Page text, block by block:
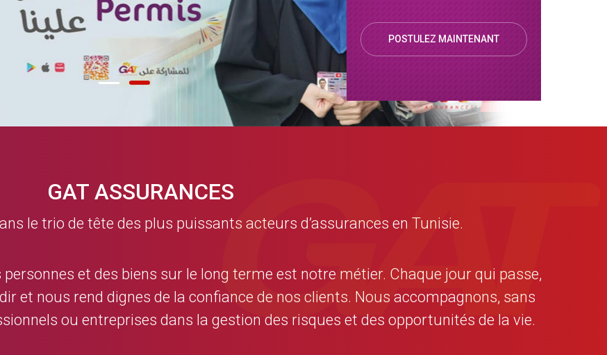
POSTULEZ MAINTENANT
GAT ASSURANCES
le trio de tête des plus puissants acteurs d’assurances en Tunisie.
et des biens sur le long terme est notre métier. Chaque jour qui passe,
et nous rend dignes de la confiance de nos clients. Nous accompagnons, sans
ou entreprises dans la gestion des risques et des opportunités de la vie.